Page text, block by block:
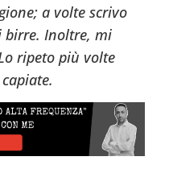
a volte scrivo
birre. Inoltre, mi
ripeto più volte